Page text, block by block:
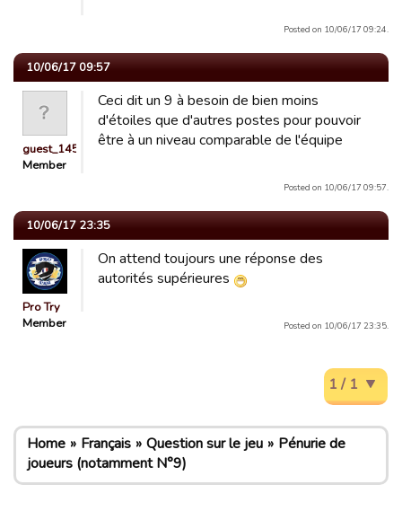
Posted on 10/06/17 09:24.
10/06/17 09:57
guest_1455974609708
Member
Ceci dit un 9 à besoin de bien moins
d'étoiles que d'autres postes pour pouvoir
être à un niveau comparable de l'équipe
Posted on 10/06/17 09:57.
10/06/17 23:35
Pro Try
Member
On attend toujours une réponse des
autorités supérieures
Posted on 10/06/17 23:35.
1 / 1
Home Français Question sur le jeu
Pénurie de
joueurs (notamment N°9)